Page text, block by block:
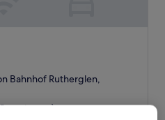
Bahnhof Rutherglen,